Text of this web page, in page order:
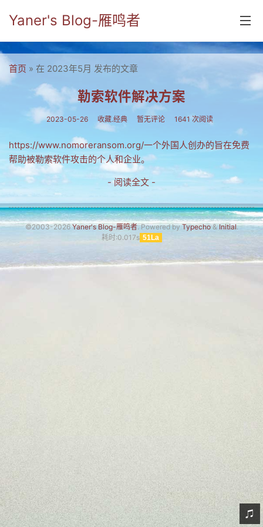
Yaner's Blog-雁鸣者
首页
分类
yaner online
流年
五笔难啊
流行.时代.天下
网络新事物
首页 » 在 2023年5月 发布的文章
勒索软件解决方案
2023-05-26 收藏.经典 暂无评论 1641 次阅读
https://www.nomoreransom.org/一个外国人创办的旨在免费
帮助被勒索软件攻击的个人和企业。
- 阅读全文 -
©2003-2026Yaner's Blog-雁鸣者. Powered byTypecho&Initial.
耗时:0.017s 51La